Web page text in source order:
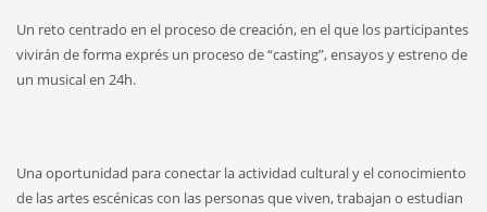
Un reto centrado en el proceso de creación, en el que los participantes
vivirán de forma exprés un proceso de “casting”, ensayos y estreno de
un musical en 24h.
Una oportunidad para conectar la actividad cultural y el conocimiento
de las artes escénicas con las personas que viven, trabajan o estudian